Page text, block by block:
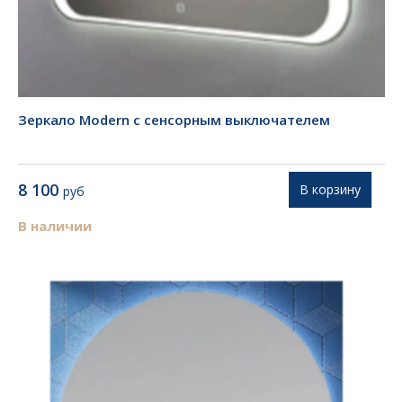
Зеркало Modern с сенсорным выключателем
8 100 руб
В наличии
В корзину